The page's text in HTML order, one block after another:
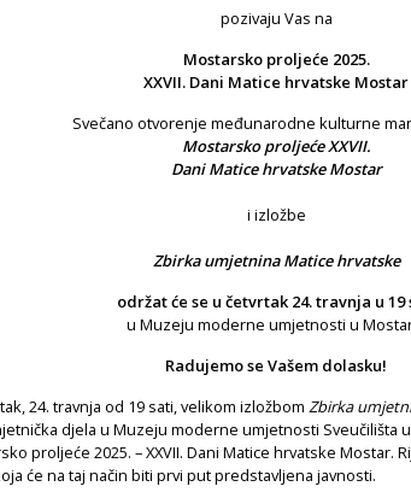
pozivaju Vas na
Mostarsko proljeće 2025.
XXVII. Dani Matice hrvatske Mostar
Svečano otvorenje međunarodne kulturne
Mostarsko proljeće XXVII.
Dani Matice hrvatske Mostar
i izložbe
Zbirka umjetnina Matice hrvatske
održat će se u četvrtak 24. travnja u 19
u Muzeju moderne umjetnosti u
Radujemo se Vašem dolasku!
24. travnja od 19 sati, velikom izložbom Zbirka
djela u Muzeju moderne umjetnosti Sveučilišta
proljeće 2025. – XXVII. Dani Matice hrvatske Mostar.
će na taj način biti prvi put predstavljena javnosti.